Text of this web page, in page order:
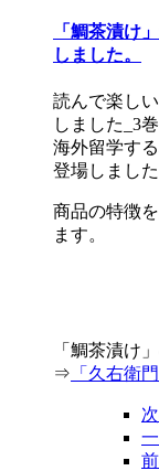
「鯛茶漬け
しました。
読んで楽し
しました_3
海外留学す
登場しました
商品の特徴
ます。
「鯛茶漬け
⇒ 「久右衛